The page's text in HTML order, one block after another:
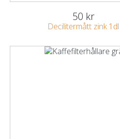
50 kr
Decilitermått zink 1dl